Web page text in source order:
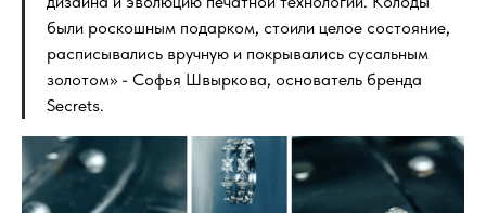
были роскошным подарком, стоили целое состояние,
расписывались вручную и покрывались сусальным
золотом» - Софья Швыркова, основатель бренда
Secrets.